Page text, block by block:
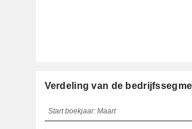
Verdeling van de
Start boekjaar: Maart